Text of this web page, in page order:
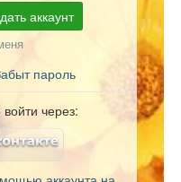
аккаунт
пароль
через: